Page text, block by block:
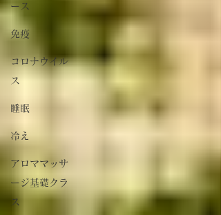
ース
免疫
コロナウイル
ス
睡眠
冷え
アロママッサ
ージ基礎クラ
ス